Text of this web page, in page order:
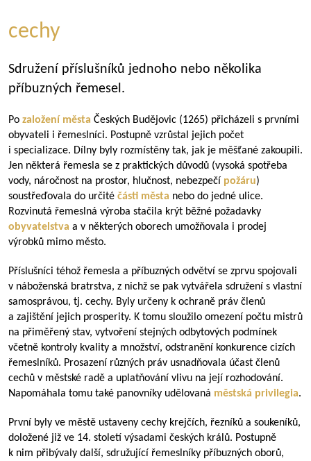
cechy
Sdružení příslušníků jednoho nebo několika
příbuzných řemesel.
Po založení města Českých Budějovic (1265) přicházeli s prvními
obyvateli i řemeslníci. Postupně vzrůstal jejich počet
i specializace. Dílny byly rozmístěny tak, jak je měšťané zakoupili.
Jen některá řemesla se z praktických důvodů (vysoká spotřeba
vody, náročnost na prostor, hlučnost, nebezpečí požáru)
soustřeďovala do určité části města nebo do jedné ulice.
Rozvinutá řemeslná výroba stačila krýt běžné požadavky
obyvatelstva a v některých oborech umožňovala i prodej
výrobků mimo město.
Příslušníci téhož řemesla a příbuzných odvětví se zprvu spojovali
v náboženská bratrstva, z nichž se pak vytvářela sdružení s vlastní
samosprávou, tj. cechy. Byly určeny k ochraně práv členů
a zajištění jejich prosperity. K tomu sloužilo omezení počtu mistrů
na přiměřený stav, vytvoření stejných odbytových podmínek
včetně kontroly kvality a množství, odstranění konkurence cizích
řemeslníků. Prosazení různých práv usnadňovala účast členů
cechů v městské radě a uplatňování vlivu na její rozhodování.
Napomáhala tomu také panovníky udělovaná městská privilegia.
První byly ve městě ustaveny cechy krejčích, řezníků a soukeníků,
doložené již ve 14. století výsadami českých králů. Postupně
k nim přibývaly další, sdružující řemeslníky příbuzných oborů,